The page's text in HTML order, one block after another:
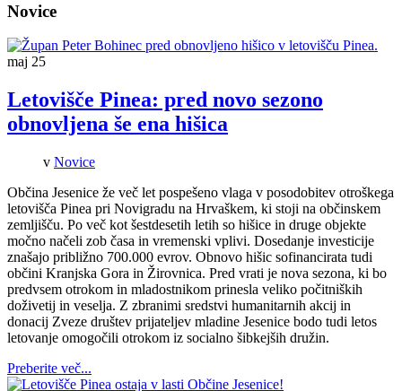
Novice
maj 25
Letovišče Pinea: pred novo sezono
obnovljena še ena hišica
v Novice
Občina Jesenice že več let pospešeno vlaga v posodobitev otroškega
letovišča Pinea pri Novigradu na Hrvaškem, ki stoji na občinskem
zemljišču. Po več kot šestdesetih letih so hišice in druge objekte
močno načeli zob časa in vremenski vplivi. Dosedanje investicije
znašajo približno 700.000 evrov. Obnovo hišic sofinancirata tudi
občini Kranjska Gora in Žirovnica. Pred vrati je nova sezona, ki bo
predvsem otrokom in mladostnikom prinesla veliko počitniških
doživetij in veselja. Z zbranimi sredstvi humanitarnih akcij in
donacij Zveze društev prijateljev mladine Jesenice bodo tudi letos
letovanje omogočili otrokom iz socialno šibkejših družin.
Preberite več...